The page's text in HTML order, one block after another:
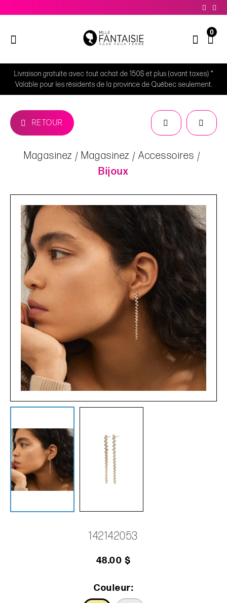
0
Livraison gratuite avec tout achat de 150$ et plus (avant taxes) *
Valable pour les résidents de la province de Québec seulement.
RETOUR
Magasinez Magasinez
Accessoires
Bijoux
142142053
48.00 $
Couleur: